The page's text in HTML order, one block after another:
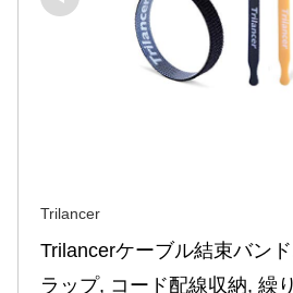
Trilancer
Trilancerケーブル結束バン
ラップ, コード配線収納, 繰